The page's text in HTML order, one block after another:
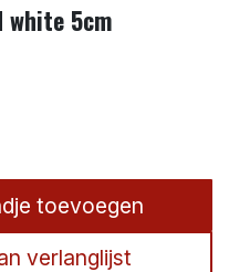
white 5cm
toevoegen
verlanglijst